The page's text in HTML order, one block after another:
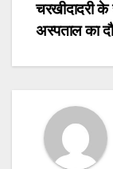
चरखीदादरी के
अस्पताल का